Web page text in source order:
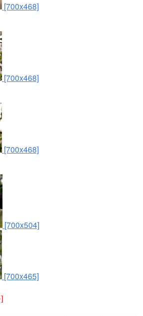
[700x468]
[700x468]
[700x468]
[700x504]
[700x465]